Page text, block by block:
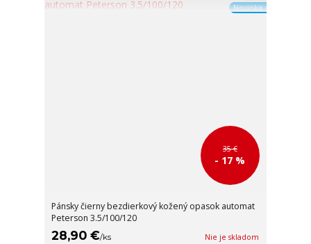
Novinka
35 €
- 17 %
Pánsky čierny bezdierkový kožený opasok automat
Peterson 3.5/100/120
28,90 €/ks Nie je skladom